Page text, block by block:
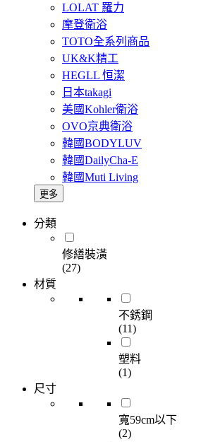
LOLAT 羅力
摩登衛浴
TOTO全系列商品
UK&K精工
HEGLL 恒潔
日本takagi
美國Kohler衛浴
OVO京典衛浴
韓國BODYLUV
韓國DailyCha-E
韓國Muti Living
更多
分類
修繕裝潢
(27)
材質
不銹鋼
(11)
塑料
(1)
尺寸
寬59cm以下
(2)